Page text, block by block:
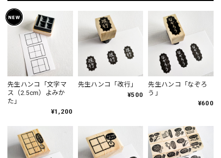
先生ハンコ「文字マ
ス（2.5cm）よみか
た」
¥1,200
先生ハンコ「改行」
¥500
先生ハンコ「なぞろ
う」
¥600